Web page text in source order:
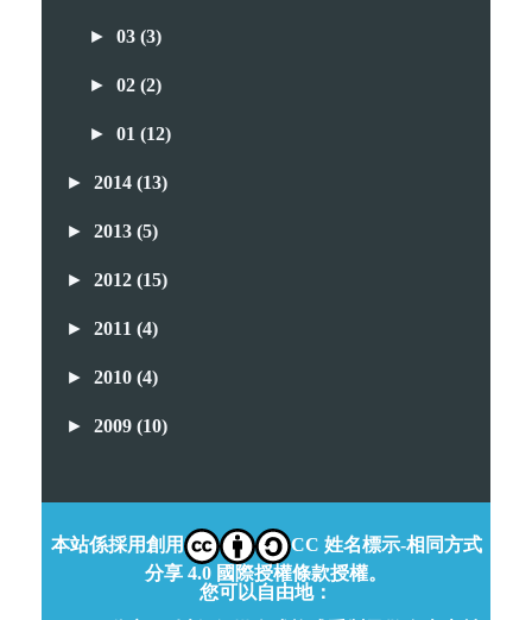
►03(3)
►02(2)
►01(12)
► 2014 (13)
► 2013 (5)
► 2012 (15)
► 2011 (4)
► 2010 (4)
► 2009 (10)
本站係採用創用
CC 姓名標示-相同方式
分享 4.0 國際授權條款授權。
您可以自由地：